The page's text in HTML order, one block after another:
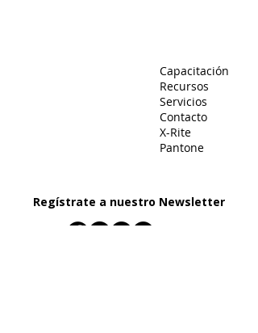
Capacitación
Recursos
Servicios
Contacto
X-Rite
Pantone
Regístrate a nuestro Newsletter